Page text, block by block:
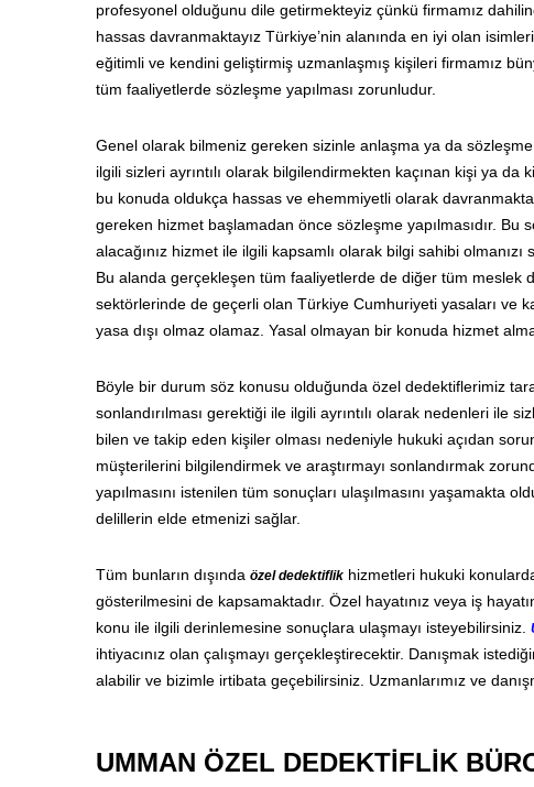
profesyonel olduğunu dile getirmekteyiz çünkü firmamız
hassas davranmaktayız Türkiye’nin alanında en iyi olan
eğitimli ve kendini geliştirmiş uzmanlaşmış kişileri firmamız
tüm faaliyetlerde sözleşme yapılması zorunludur.
Genel olarak bilmeniz gereken sizinle anlaşma ya da
ilgili sizleri ayrıntılı olarak bilgilendirmekten kaçınan kişi ya
bu konuda oldukça hassas ve ehemmiyetli olarak
gereken hizmet başlamadan önce sözleşme yapılmasıdır. Bu
alacağınız hizmet ile ilgili kapsamlı olarak bilgi sahibi
Bu alanda gerçekleşen tüm faaliyetlerde de diğer tüm meslek
sektörlerinde de geçerli olan Türkiye Cumhuriyeti yasaları ve
yasa dışı olmaz olamaz. Yasal olmayan bir konuda hizmet
Böyle bir durum söz konusu olduğunda özel dedektiflerimiz
sonlandırılması gerektiği ile ilgili ayrıntılı olarak nedenleri ile
bilen ve takip eden kişiler olması nedeniyle hukuki açıdan
müşterilerini bilgilendirmek ve araştırmayı sonlandırmak
yapılmasını istenilen tüm sonuçları ulaşılmasını yaşamakta
delillerin elde etmenizi sağlar.
Tüm bunların dışında özel dedektiflik hizmetleri hukuki
gösterilmesini de kapsamaktadır. Özel hayatınız veya iş
konu ile ilgili derinlemesine sonuçlara ulaşmayı isteyebilirsiniz.
ihtiyacınız olan çalışmayı gerçekleştirecektir. Danışmak
alabilir ve bizimle irtibata geçebilirsiniz. Uzmanlarımız ve
UMMAN ÖZEL DEDEKTİFLİK